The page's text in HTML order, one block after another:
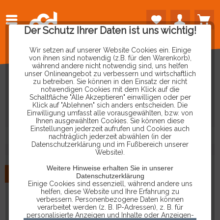
Der Schutz Ihrer Daten ist uns wichtig!
Wir setzen auf unserer Website Cookies ein. Einige
von ihnen sind notwendig (z.B. für den Warenkorb),
während andere nicht notwendig sind, uns helfen
unser Onlineangebot zu verbessern und wirtschaftlich
zu betreiben. Sie können in den Einsatz der nicht
notwendigen Cookies mit dem Klick auf die
Schaltfläche "Alle Akzeptieren" einwilligen oder per
Klick auf "Ablehnen" sich anders entscheiden. Die
Einwilligung umfasst alle vorausgewählten, bzw. von
Ihnen ausgewählten Cookies. Sie können diese
Einstellungen jederzeit aufrufen und Cookies auch
nachträglich jederzeit abwählen (in der
Datenschutzerklärung und im Fußbereich unserer
Website).
Weitere Hinweise erhalten Sie in unserer
Datenschutzerklärung
Einige Cookies sind essenziell, während andere uns
helfen, diese Website und Ihre Erfahrung zu
verbessern. Personenbezogene Daten können
verarbeitet werden (z. B. IP-Adressen), z. B. für
personalisierte Anzeigen und Inhalte oder Anzeigen-
PRODUKTE VON P-GEAR